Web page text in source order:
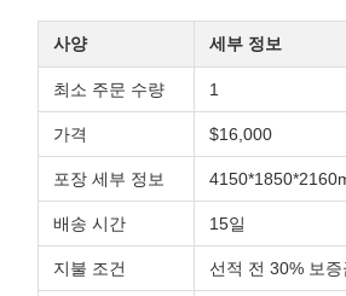
사양 세부 정보
최소 주문 수량 1
가격 $16,000
포장 세부 정보
배송 시간 15일
지불 조건 선적 전 30% 보